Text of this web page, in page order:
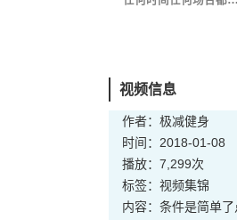
视频信息
作者：极减健身
时间：2018-01-08
播放：7,299次
标签： 视频集锦
内容：条件是简单了